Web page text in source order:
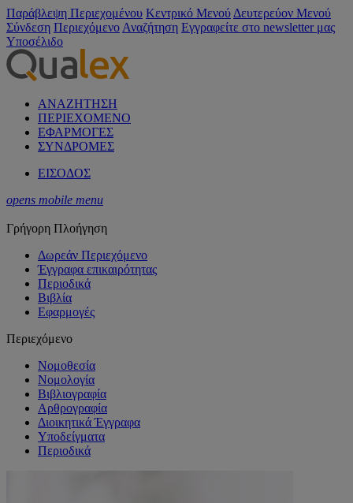
Παράβλεψη Περιεχομένου Κεντρικό Μενού Δευτερεύον Μενού
Σύνδεση Περιεχόμενο Αναζήτηση Εγγραφείτε στο newsletter μας
Υποσέλιδο
ΑΝΑΖΗΤΗΣΗ
ΠΕΡΙΕΧΟΜΕΝΟ
ΕΦΑΡΜΟΓΕΣ
ΣΥΝΔΡΟΜΕΣ
ΕΙΣΟΔΟΣ
opens mobile menu
Γρήγορη Πλοήγηση
Δωρεάν Περιεχόμενο
Έγγραφα επικαιρότητας
Περιοδικά
Βιβλία
Εφαρμογές
Περιεχόμενο
Νομοθεσία
Νομολογία
Βιβλιογραφία
Αρθρογραφία
Διοικητικά Έγγραφα
Υποδείγματα
Περιοδικά